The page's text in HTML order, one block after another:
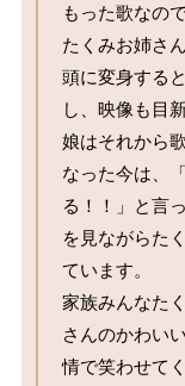
もった歌なの
たくみお姉さ
頭に変身する
し、映像も目
娘はそれから
なった今は、
る！！」と言
を見ながらた
ています。
家族みんなた
さんのかわい
情で笑わせて